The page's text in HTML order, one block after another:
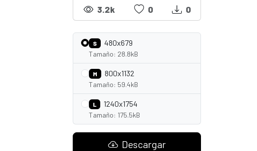
3.2k 0 0
S 480x679
Tamaño: 28.8kB
M 800x1132
Tamaño: 59.4kB
L 1240x1754
Tamaño: 175.5kB
Descargar